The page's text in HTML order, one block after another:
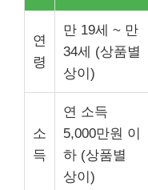
연
령
만 19세 ~ 만
34세 (상품별
상이)
소
득
연 소득
5,000만원 이
하 (상품별
상이)